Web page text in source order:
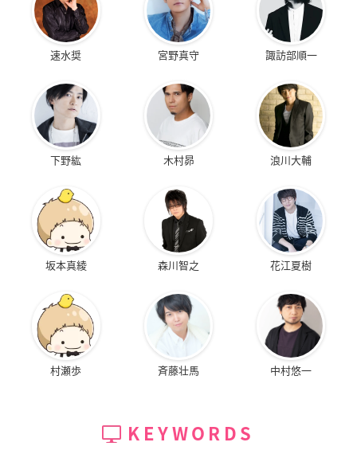
速水奨 宮野真守 諏訪部順一
下野紘 木村昴 浪川大輔
坂本真綾 森川智之 花江夏樹
村瀬歩 斉藤壮馬 中村悠一
KEYWORDS